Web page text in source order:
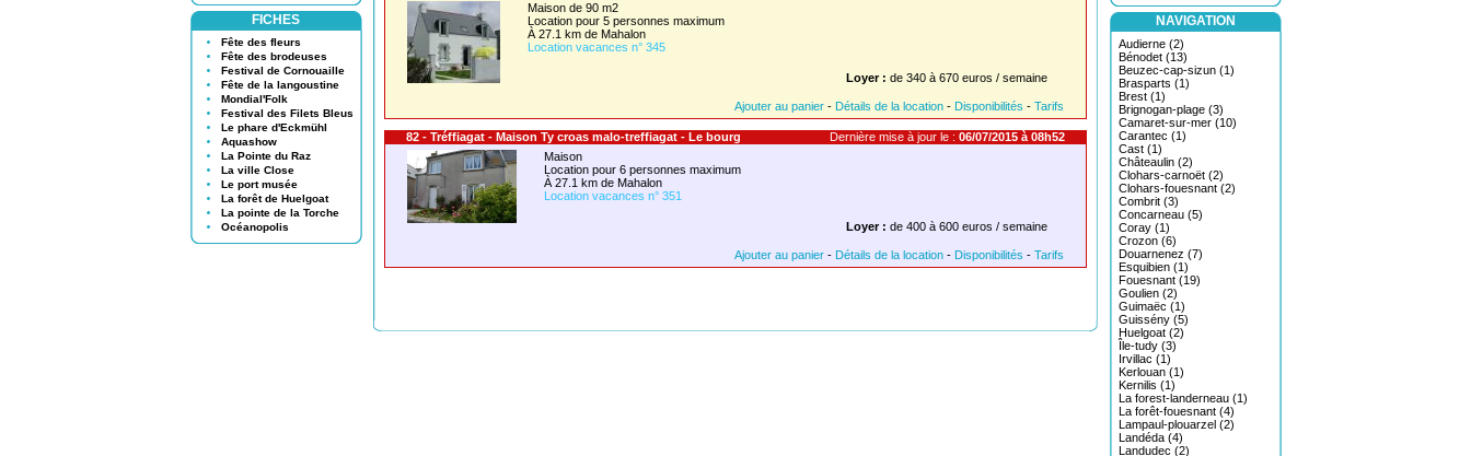
FICHES
Fête des fleurs
Fête des brodeuses
Festival de Cornouaille
Fête de la langoustine
Mondial'Folk
Festival des Filets Bleus
Le phare d'Eckmühl
Aquashow
La Pointe du Raz
La ville Close
Le port musée
La forêt de Huelgoat
La pointe de la Torche
Océanopolis
Maison de 90 m2
Location pour 5 personnes maximum
À 27.1 km de Mahalon
Location vacances n° 345
Loyer : de 340 à 670 euros / semaine
Ajouter au panier - Détails de la location - Disponibilités - Tarifs
82 - Tréffiagat - Maison Ty croas malo-treffiagat - Le bourg Dernière mise à jour le : 06/07/2015 à 08h52
Maison
Location pour 6 personnes maximum
À 27.1 km de Mahalon
Location vacances n° 351
Loyer : de 400 à 600 euros / semaine
Ajouter au panier - Détails de la location - Disponibilités - Tarifs
NAVIGATION
Audierne (2)
Bénodet (13)
Beuzec-cap-sizun (1)
Brasparts (1)
Brest (1)
Brignogan-plage (3)
Camaret-sur-mer (10)
Carantec (1)
Cast (1)
Châteaulin (2)
Clohars-carnoët (2)
Clohars-fouesnant (2)
Combrit (3)
Concarneau (5)
Coray (1)
Crozon (6)
Douarnenez (7)
Esquibien (1)
Fouesnant (19)
Goulien (2)
Guimaëc (1)
Guissény (5)
Huelgoat (2)
Île-tudy (3)
Irvillac (1)
Kerlouan (1)
Kernilis (1)
La forest-landerneau (1)
La forêt-fouesnant (4)
Lampaul-plouarzel (2)
Landéda (4)
Landudec (2)